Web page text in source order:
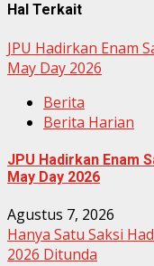
Hal Terkait
JPU Hadirkan Enam
May Day 2026
Berita
Berita Harian
JPU Hadirkan Enam
May Day 2026
Agustus 7, 2026
Hanya Satu Saksi
2026 Ditunda